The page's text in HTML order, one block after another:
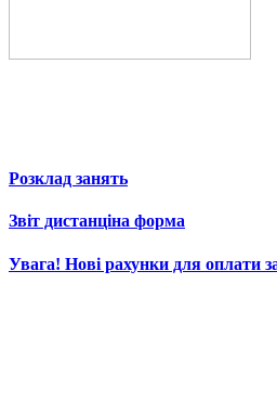
Розклад занять
Звіт дистанціна форма
Увага! Нові рахунки для оплати